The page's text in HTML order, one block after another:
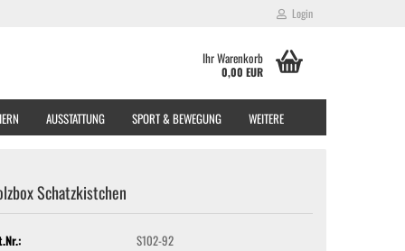
Login
Ihr Warenkorb
0,00 EUR
AUSSTATTUNG SPORT & BEWEGUNG WEITERE
Schatzkistchen
S102-92